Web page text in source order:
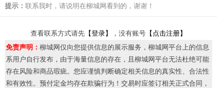
提示： 联系我时，请说明在柳城网看到的，谢谢！
查看联系方式请先 【登录】 ，没有账号 【点击注册】
免责声明： 柳城网仅向您提供信息的展示服务，柳城网平台上的信息
系用户自行发布，由于海量信息的存在，且柳城网平台无法杜绝可能
存在风险和商品瑕疵。您应谨慎判断确定相关信息的真实性、合法性
和有效性。预付定金均存在欺骗行为！交易时应签订相关正式合同，